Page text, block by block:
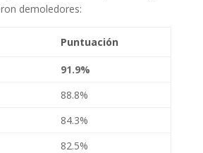
demoledores:
Puntuación
91.9%
88.8%
84.3%
82.5%